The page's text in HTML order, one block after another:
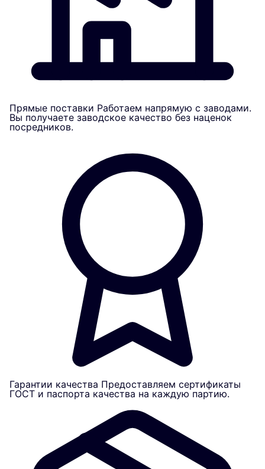
Прямые поставки Работаем напрямую с заводами.
Вы получаете заводское качество без наценок
посредников.
Гарантии качества Предоставляем сертификаты
ГОСТ и паспорта качества на каждую партию.